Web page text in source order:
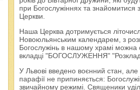
при Богослужіннях та
Церкви.
Наша Церква дотримується
Новоюльянським календарем, з
Богослужінь в нашому храмі можна
вкладці "БОГОСЛУЖЕННЯ"
У Львові введено воєнний стан,
парафії не припиняється:
звичайному режимі. Священики